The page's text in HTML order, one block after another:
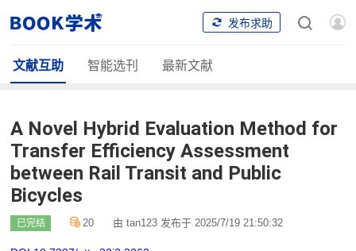
发布求助
文献互助 智能选刊 最新文献
A Novel Hybrid Evaluation Method for
Transfer Efficiency Assessment
between Rail Transit and Public
Bicycles
已完结 20 由 tan123 发布于 2025/7/19 21:50:32